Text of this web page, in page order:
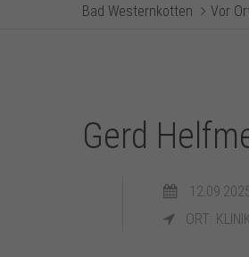
Bad Westernkotten Vor
Gerd
ORT: